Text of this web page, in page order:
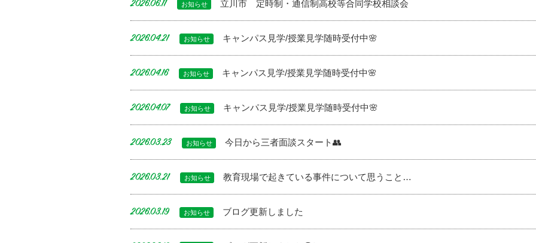
2026.06.11 お知らせ 立川市 定時制・通信制高校等合同学校相談会
2026.04.21 お知らせ キャンパス見学/授業見学随時受付中🌸
2026.04.16 お知らせ キャンパス見学/授業見学随時受付中🌸
2026.04.07 お知らせ キャンパス見学/授業見学随時受付中🌸
2026.03.23 お知らせ 今日から三者面談スタート👥
2026.03.21 お知らせ 教育現場で起きている事件について思うこと…
2026.03.19 お知らせ ブログ更新しました